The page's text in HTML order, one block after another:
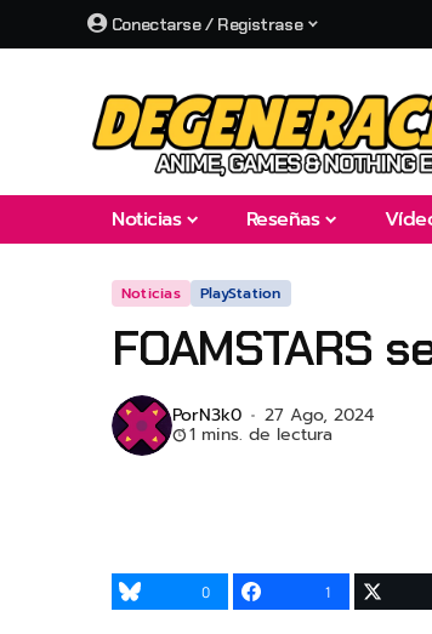
Conectarse / Registrase
Noticias Reseñas
Noticias PlayStation
FOAMSTARS
PorN3k0 27 Ago, 2024
1 mins. de lectura
0 1